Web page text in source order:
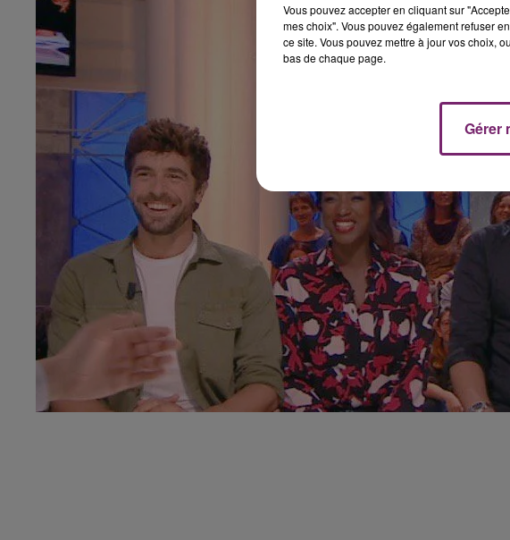
Vous pouvez accepter en cliquant sur
mes choix". Vous pouvez également refuser
ce site. Vous pouvez mettre à jour vos choix,
bas de chaque page.
Gérer